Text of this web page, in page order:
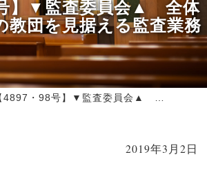
号】▼監査委員会▲ 全体
教団を見据える監査業務
【4897・98号】▼監査委員会▲ 全体教会としての教団を見据える監査業務
2019年3月2日